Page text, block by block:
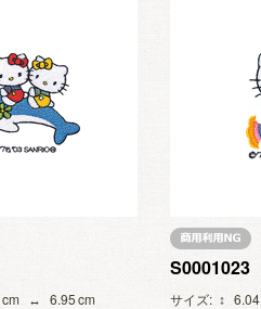
6.95
S0001023
サイズ 6.04